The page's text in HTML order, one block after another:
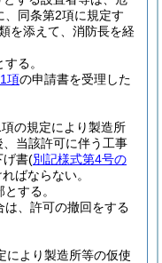
同条第2項に規定す
を添えて、消防長を経
る。
項の申請書を受理した
の規定により製造所
当該許可に伴う工事
げ書(別記様式第4号の
ばならない。
する。
は、許可の撤回をする
により製造所等の仮使